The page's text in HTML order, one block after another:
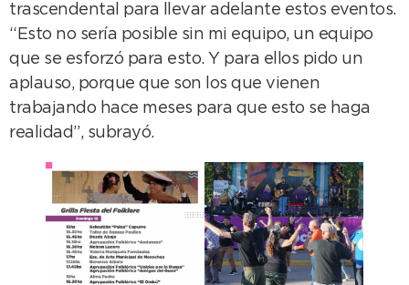
trascendental para llevar adelante estos eventos.
“Esto no sería posible sin mi equipo, un equipo
que se esforzó para esto. Y para ellos pido un
aplauso, porque que son los que vienen
trabajando hace meses para que esto se haga
realidad”, subrayó.